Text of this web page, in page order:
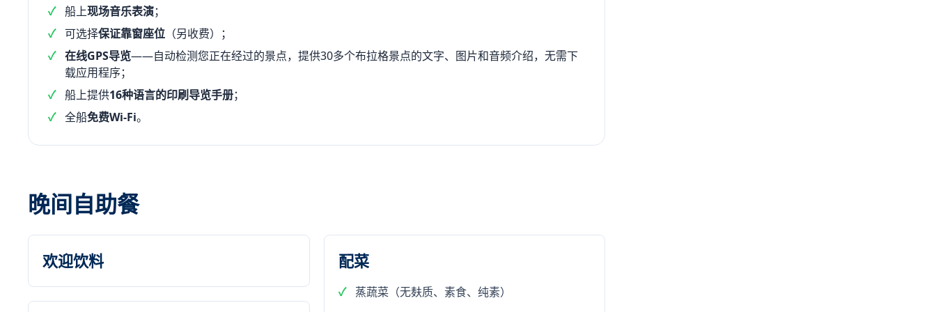
船上现场音乐表演；
可选择保证靠窗座位 （另收费）；
在线GPS导览——自动检测您正在经过的景点，提供30多个布拉格景点的文字、图片和音频介绍，无需下
载应用程序；
船上提供16种语言的印刷导览手册；
全船免费Wi-Fi。
晚间自助餐
欢迎饮料 配菜
蒸蔬菜（无麸质、素食、纯素）